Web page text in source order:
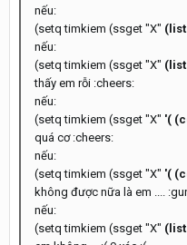
nếu:
(setq timkiem (ssget "X" (list
nếu:
(setq timkiem (ssget "X" (list
thấy em rỗi :cheers:
nếu:
(setq timkiem (ssget "X" '(
quá cơ :cheers:
nếu:
(setq timkiem (ssget "X" '(
không được nữa là em ....
nếu:
(setq timkiem (ssget "X"